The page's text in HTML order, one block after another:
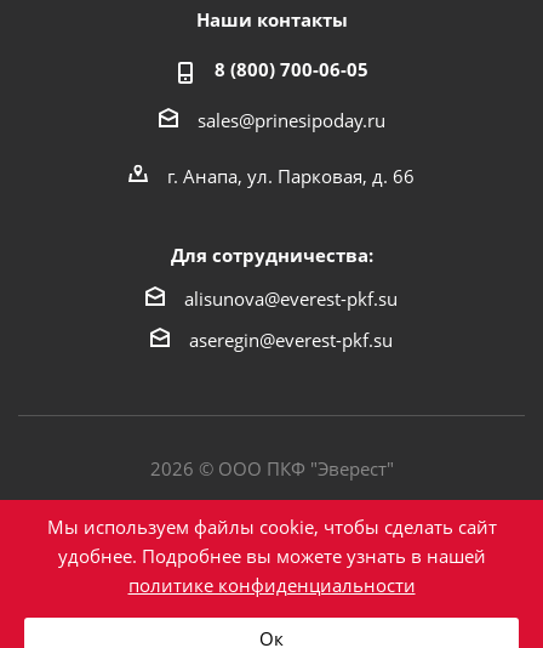
Наши контакты
8 (800) 700-06-05
sales@prinesipoday.ru
г. Анапа, ул. Парковая, д. 66
Для сотрудничества:
alisunova@everest-pkf.su
aseregin@everest-pkf.su
2026 © ООО ПКФ "Эверест"
Политика конфиденциальности
Мы используем файлы cookie, чтобы сделать сайт
удобнее. Подробнее вы можете узнать в нашей
политике конфиденциальности
Ок